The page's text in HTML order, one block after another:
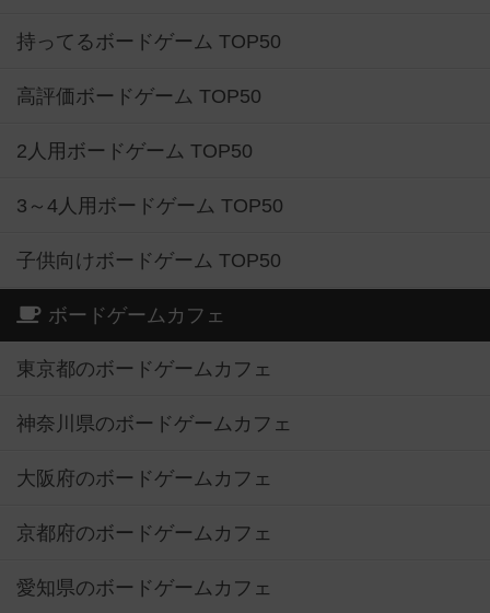
持ってるボードゲーム TOP50
高評価ボードゲーム TOP50
2人用ボードゲーム TOP50
3～4人用ボードゲーム TOP50
子供向けボードゲーム TOP50
ボードゲームカフェ
東京都のボードゲームカフェ
神奈川県のボードゲームカフェ
大阪府のボードゲームカフェ
京都府のボードゲームカフェ
愛知県のボードゲームカフェ